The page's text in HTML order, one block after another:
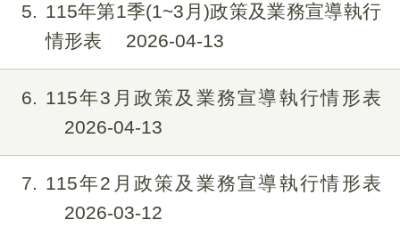
5
115年第1季(1~3月)政策及業務宣導執行
情形表
2026-04-13
6
115年3月政策及業務宣導執行情形表
2026-04-13
7
115年2月政策及業務宣導執行情形表
2026-03-12